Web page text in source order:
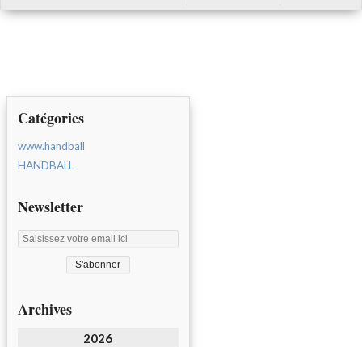
Catégories
www.handball
HANDBALL
Newsletter
Archives
2026